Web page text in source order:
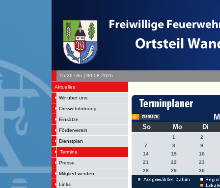
15:26 Uhr | 09.08.2026
Aktuelles
Wir über uns
Ortswehrführung
Einsätze
Förderverein
Dienstplan
Termine
Presse
Mitglied werden
Links
So Mo Di
1
2
7
8
9
14
15
16
21
22
23
28
29 30